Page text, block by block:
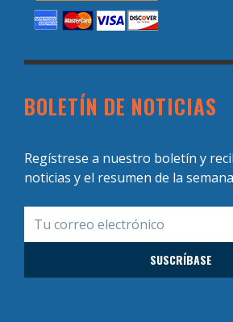
BOLETÍN DE NOTICIAS
Regístrese a nuestro boletín y
noticias y el resumen de la